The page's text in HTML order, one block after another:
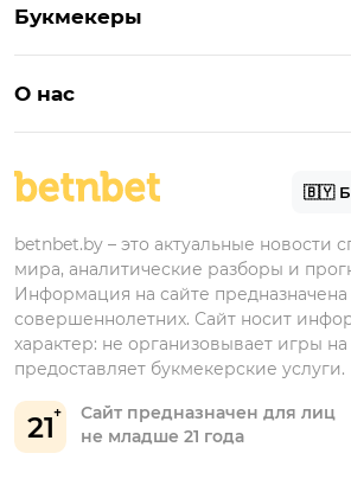
БК для ставок на киберспорт
Бонус на депозит
Бонусы Бетера
Бонусы Винлайн
Букмекеры
Марафонбет
О нас
21
Сайт предназначен для лиц
не младше 21 года
betnbet.by – это актуальные новости
мира, аналитические разборы и
Информация на сайте предназначена
совершеннолетних. Сайт носит
характер: не организовывает игры
предоставляет букмекерские услуги.